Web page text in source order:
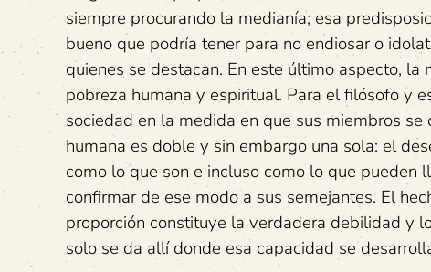
siempre procurando la medianía; esa
bueno que podría tener para no endiosar o
quienes se destacan. En este último aspecto,
pobreza humana y espiritual. Para el filósofo y
sociedad en la medida en que sus miembros
humana es doble y sin embargo una sola: el
como lo que son e incluso como lo que
confirmar de ese modo a sus semejantes. El
proporción constituye la verdadera debilidad y
solo se da allí donde esa capacidad se